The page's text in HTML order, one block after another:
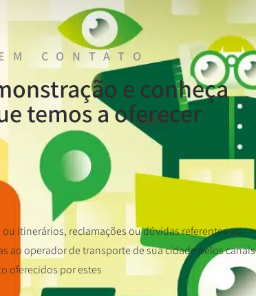
CONTATO
e conheça
temos a oferecer
itinerários, reclamações ou dúvidas referentes ao
ao operador de transporte de sua cidade pelos canais
oferecidos por estes